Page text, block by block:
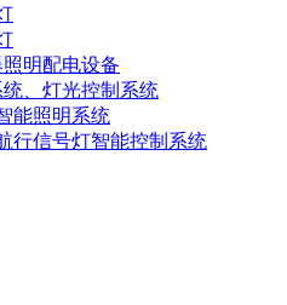
明配电设备
、灯光控制系统
能照明系统
行信号灯智能控制系统